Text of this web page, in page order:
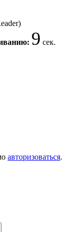
9 сек.
авторизоваться.